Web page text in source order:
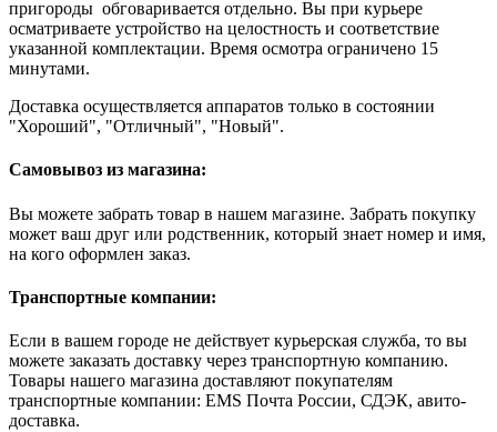
пригороды обговаривается отдельно. Вы при курьере
осматриваете устройство на целостность и соответствие
указанной комплектации. Время осмотра ограничено 15
минутами.
Доставка осуществляется аппаратов только в состоянии
"Хороший", "Отличный", "Новый".
Самовывоз из магазина:
Вы можете забрать товар в нашем магазине. Забрать покупку
может ваш друг или родственник, который знает номер и имя,
на кого оформлен заказ.
Транспортные компании:
Если в вашем городе не действует курьерская служба, то вы
можете заказать доставку через транспортную компанию.
Товары нашего магазина доставляют покупателям
транспортные компании: EMS Почта России, СДЭК, авито-
доставка.